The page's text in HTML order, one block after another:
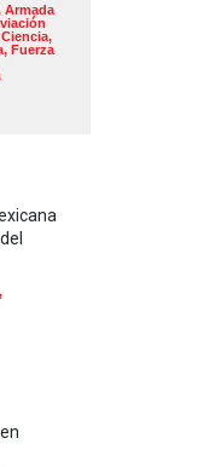
Armada
Ciencia,
, Fuerza
,